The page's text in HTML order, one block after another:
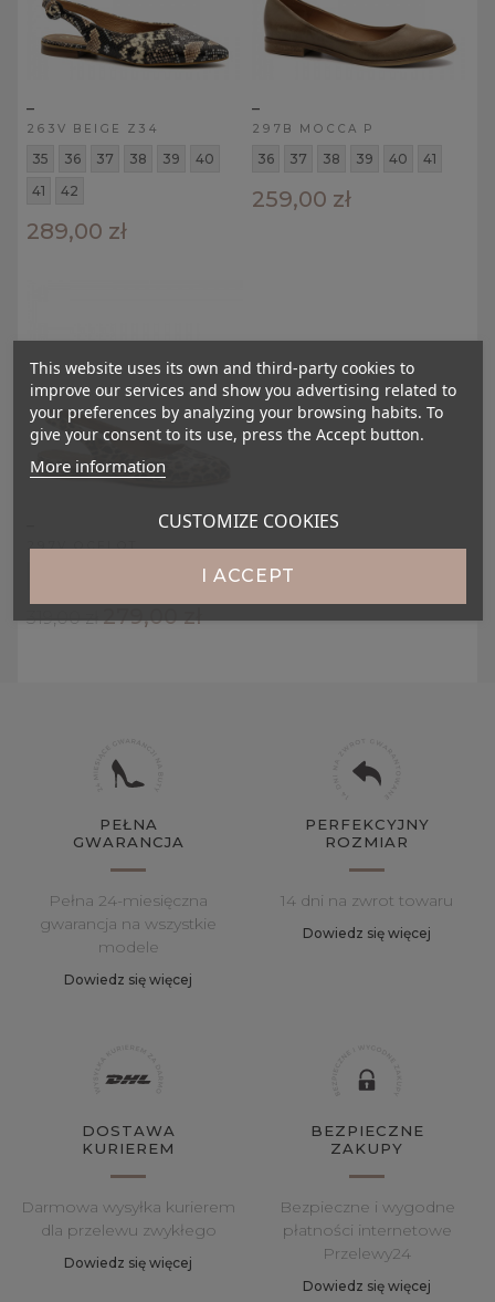
263V BEIGE Z34
35 36 37 38 39
40
41
42
289,00 zł
297B MOCCA P
36 37 38 39 40 41
259,00 zł
297V OCELOT
319,00 zł 279,00 zł
PEŁNA
GWARANCJA
Pełna 24-miesięczna
gwarancja na wszystkie
modele
Dowiedz się więcej
PERFEKCYJNY
ROZMIAR
14 dni na zwrot towaru
Dowiedz się więcej
DOSTAWA
KURIEREM
Darmowa wysyłka kurierem
dla przelewu zwykłego
Dowiedz się więcej
BEZPIECZNE
ZAKUPY
Bezpieczne i wygodne
płatności internetowe
Przelewy24
Dowiedz się więcej
This website uses its own and third-party cookies to
improve our services and show you advertising related to
your preferences by analyzing your browsing habits. To
give your consent to its use, press the Accept button.
More information
CUSTOMIZE COOKIES
I ACCEPT